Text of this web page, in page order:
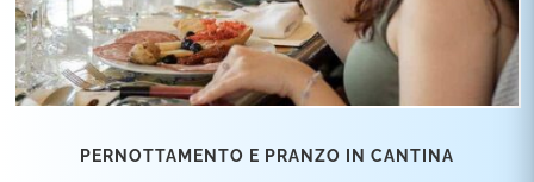
PERNOTTAMENTO E PRANZO IN CANTINA